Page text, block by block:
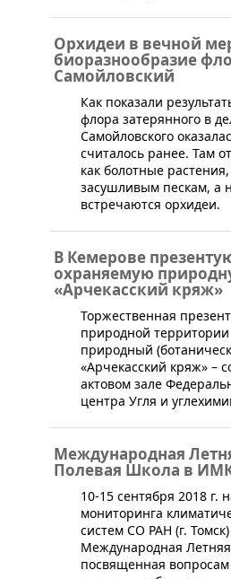
Орхидеи в вечной
биоразнообразие
Самойловский
Как показали
флора затерянного в
Самойловского
считалось ранее. Там
как болотные
засушливым пескам, а
встречаются орхидеи.
В Кемерове
охраняемую
«Арчекасский кряж»
​Торжественная
природной территории
природный
«Арчекасский кряж» –
актовом зале
центра Угля и
Международная
Полевая Школа в
​10-15 сентября 2018 г.
мониторинга
систем СО РАН (г. Томск)
Международная
посвященная